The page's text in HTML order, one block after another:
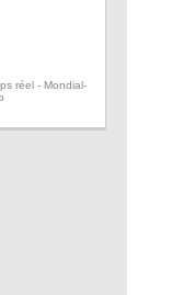
réel - Mondial-